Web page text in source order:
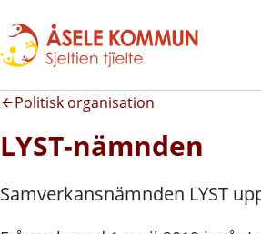
Politisk organisation
LYST-nämnden
Samverkansnämnden LYST